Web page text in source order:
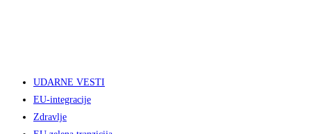
UDARNE VESTI
EU-integracije
Zdravlje